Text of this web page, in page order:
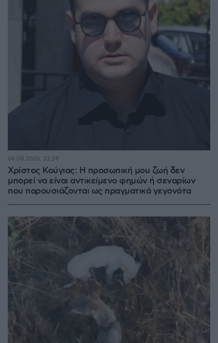
Χρίστος Κούγιας: Η προσωπική μου ζωή δεν
μπορεί να είναι αντικείμενο φημών ή σεναρίων
που παρουσιάζονται ως πραγματικά γεγονότα
06.08.2026, 22:24